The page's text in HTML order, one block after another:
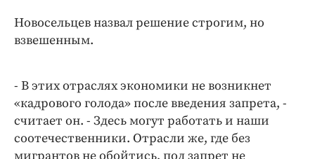
Новосельцев назвал решение строгим, но
взвешенным.
- В этих отраслях экономики не возникнет
«кадрового голода» после введения запрета, -
считает он. - Здесь могут работать и наши
соотечественники. Отрасли же, где без